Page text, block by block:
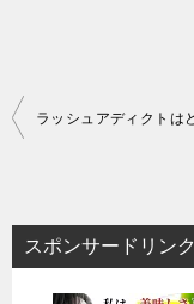
投
ビ
ゲ
スポンサードリンク